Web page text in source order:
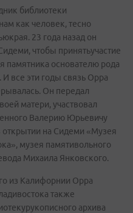
библиотеки
как человек, тесно
23 года назад он
чтобы принятьучастие
памятника основателю рода
все эти годы связь Орра
Он передал
матери, участвовал
Валерию Юрьевичу
на Сидеми «Музея
музея памятивольного
Михаила Янковского.
из Калифорнии Орра
также
архива